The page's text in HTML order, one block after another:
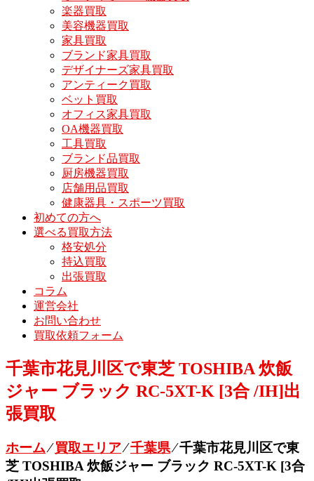
楽器買取
美容機器買取
家具買取
ブランド家具買取
デザイナーズ家具買取
アンティーク買取
ベット買取
オフィス家具買取
OA機器買取
工具買取
ブランド品買取
厨房機器買取
店舗用品買取
健康器具・スポーツ買取
初めての方へ
選べる買取方法
格安処分
持込買取
出張買取
コラム
運営会社
お問い合わせ
買取依頼フォーム
千葉市花見川区で東芝 TOSHIBA 炊飯
ジャー ブラック RC-5XT-K [3合 /IH]出
張買取
ホーム⁄買取エリア⁄千葉県⁄千葉市花見川区で東
芝 TOSHIBA 炊飯ジャー ブラック RC-5XT-K [3合